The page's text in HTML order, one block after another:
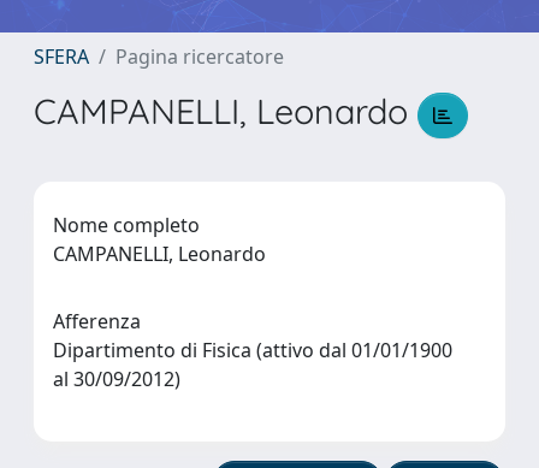
SFERA Pagina ricercatore
CAMPANELLI, Leonardo
Nome completo
CAMPANELLI, Leonardo
Afferenza
Dipartimento di Fisica (attivo dal 01/01/1900
al 30/09/2012)